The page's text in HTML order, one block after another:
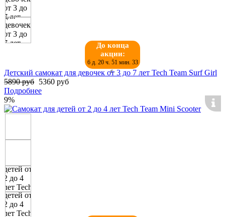
До конца
акции:
6 д. 20 ч. 51 мин. 32
с.
Детский самокат для девочек от 3 до 7 лет Tech Team Surf Girl
5890 руб 5360 руб
Подробнее
9%